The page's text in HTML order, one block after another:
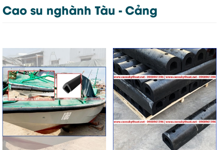
Cao su nghành Tàu - Cảng